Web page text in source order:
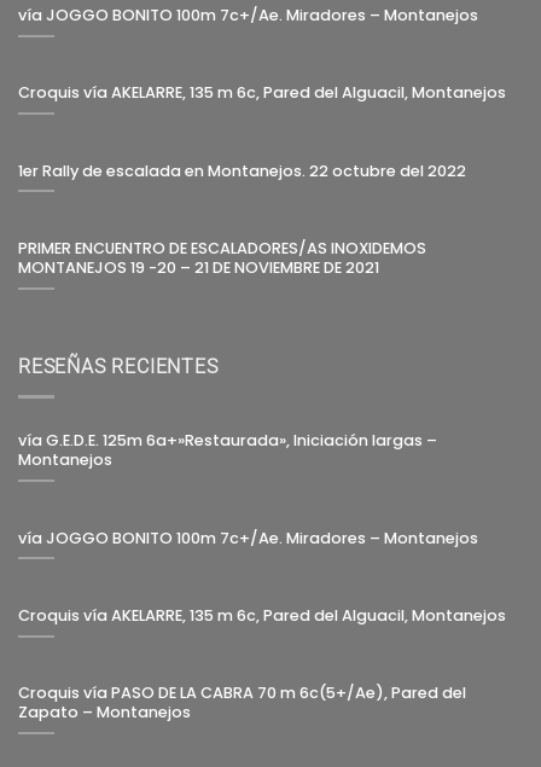
vía JOGGO BONITO 100m 7c+/Ae. Miradores – Montanejos
Croquis vía AKELARRE, 135 m 6c, Pared del Alguacil, Montanejos
1er Rally de escalada en Montanejos. 22 octubre del 2022
PRIMER ENCUENTRO DE ESCALADORES/AS INOXIDEMOS
MONTANEJOS 19 -20 – 21 DE NOVIEMBRE DE 2021
RESEÑAS RECIENTES
vía G.E.D.E. 125m 6a+»Restaurada», Iniciación largas –
Montanejos
vía JOGGO BONITO 100m 7c+/Ae. Miradores – Montanejos
Croquis vía AKELARRE, 135 m 6c, Pared del Alguacil, Montanejos
Croquis vía PASO DE LA CABRA 70 m 6c(5+/Ae), Pared del
Zapato – Montanejos